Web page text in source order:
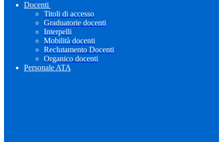
Docenti
Titoli di accesso
Graduatorie docenti
Interpelli
Mobilità docenti
Reclutamento Docenti
Organico docenti
Personale ATA